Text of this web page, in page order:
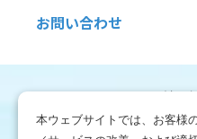
本ウェブサイトでは、お客様
お問い合わせ
利用
免責